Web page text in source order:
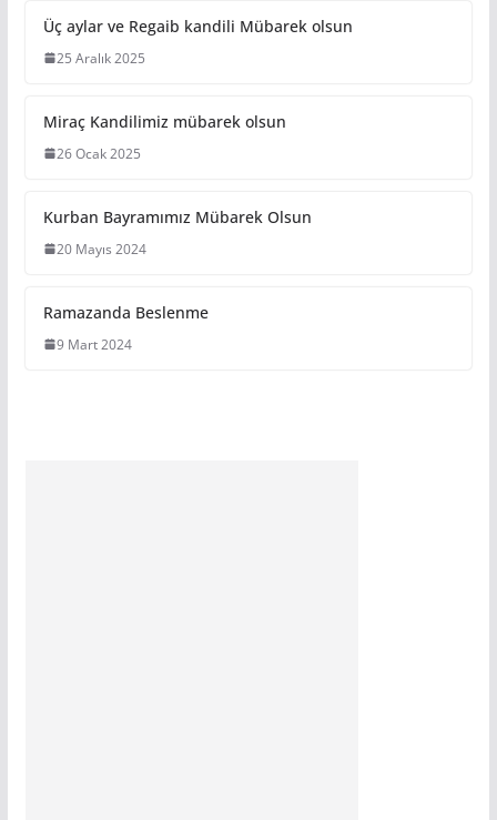
Üç aylar ve Regaib kandili Mübarek olsun
25 Aralık 2025
Miraç Kandilimiz mübarek olsun
26 Ocak 2025
Kurban Bayramımız Mübarek Olsun
20 Mayıs 2024
Ramazanda Beslenme
9 Mart 2024